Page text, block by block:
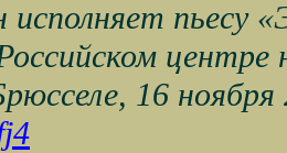
пьесу
центре
16